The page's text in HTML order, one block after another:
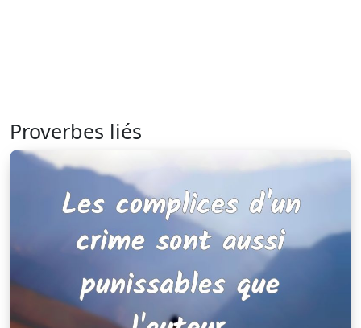
Proverbes liés